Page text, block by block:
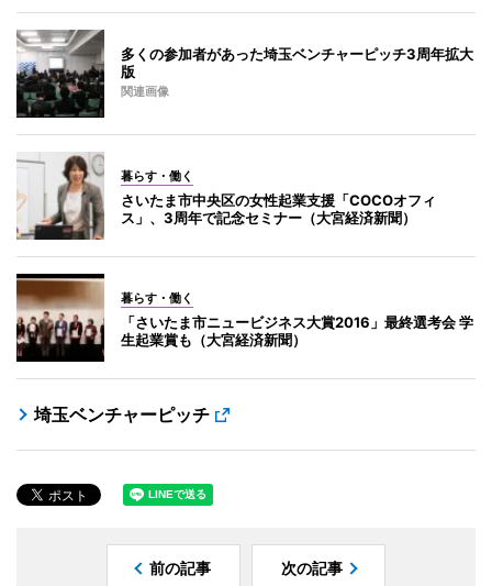
多くの参加者があった埼玉ベンチャーピッチ3周年拡大
版
関連画像
暮らす・働く
さいたま市中央区の女性起業支援「COCOオフィ
ス」、3周年で記念セミナー（大宮経済新聞）
暮らす・働く
「さいたま市ニュービジネス大賞2016」最終選考会 学
生起業賞も（大宮経済新聞）
埼玉ベンチャーピッチ
前の記事 次の記事